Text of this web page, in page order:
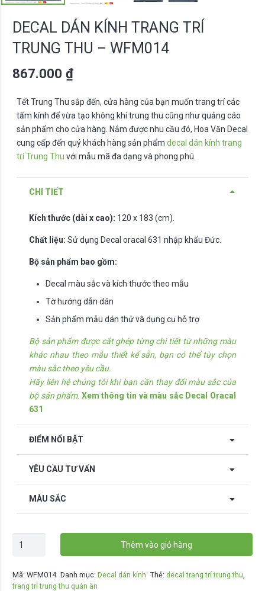
DECAL DÁN KÍNH TRANG TRÍ
TRUNG THU – WFM014
867.000 ₫
Tết Trung Thu sắp đến, cửa hàng của bạn muốn trang trí các
tấm kính để vừa tạo không khí trung thu cũng như quảng cáo
sản phẩm cho cửa hàng. Nắm được nhu cầu đó, Hoa Văn Decal
cung cấp đến quý khách hàng sản phẩm decal dán kính trang
trí Trung Thu với mẫu mã đa dạng và phong phú.
CHI TIẾT
Kích thước (dài x cao): 120 x 183 (cm).
Chất liệu: Sử dụng Decal oracal 631 nhập khẩu Đức.
Bộ sản phẩm bao gồm:
Decal màu sắc và kích thước theo mẫu
Tờ hướng dẫn dán
Sản phẩm mẫu dán thử và dụng cụ hỗ trợ
Bộ sản phẩm được cắt ghép từng chi tiết từ những màu
khác nhau theo mẫu thiết kế sẵn, bạn có thể tùy chọn
màu sắc theo yêu cầu.
Hãy liên hệ chúng tôi khi bạn cần thay đổi màu sắc của
bộ sản phẩm. Xem thông tin và màu sắc Decal Oracal
631
ĐIỂM NỔI BẬT
YÊU CẦU TƯ VẤN
MÀU SẮC
Decal
trang
Thêm vào giỏ hàng
Mã: WFM014 Danh mục:Decal dán kính Thẻ:decal trang trí trung thu
trang trí trung thu quán ăn